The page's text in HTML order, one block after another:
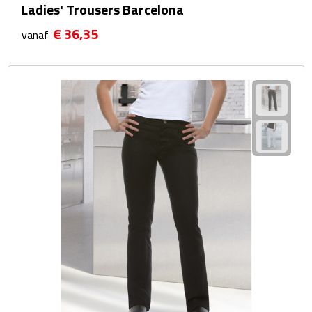
Fietspompen
Fietssloten
Fietsverlichting
Fiets reparatiesets
Zadelhoezen
Drinkwaren
Ladies' Trousers Barcelona
vanaf € 36,35